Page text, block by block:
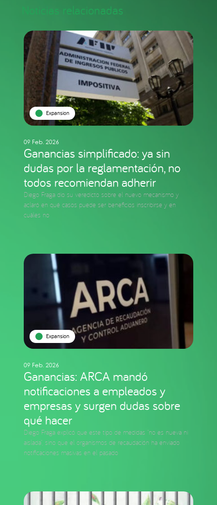
Noticias relacionadas
Expansion
09 Feb. 2026
Ganancias simplificado: ya sin
dudas por la reglamentación, no
todos recomiendan adherir
Diego Fraga dio su veredicto sobre el nuevo mecanismo y
aclaró en qué casos puede ser beneficios inscribirse y en
cuáles no
Expansion
09 Feb. 2026
Ganancias: ARCA mandó
notificaciones a empleados y
empresas y surgen dudas sobre
qué hacer
Diego Fraga explicó que este tipo de medidas “no es nueva ni
aislada”, sino que el organismos de recaudación ha enviado
notificaciones masivas en el pasado